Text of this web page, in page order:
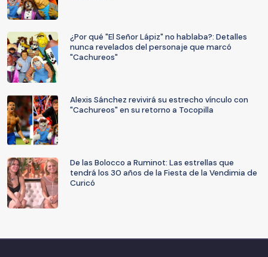
¿Por qué "El Señor Lápiz" no hablaba?: Detalles
nunca revelados del personaje que marcó
"Cachureos"
Alexis Sánchez revivirá su estrecho vínculo con
"Cachureos" en su retorno a Tocopilla
De las Bolocco a Ruminot: Las estrellas que
tendrá los 30 años de la Fiesta de la Vendimia de
Curicó